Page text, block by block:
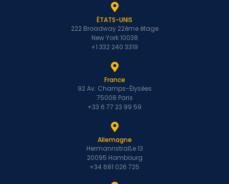
ÉTATS-UNIS
222 Broadway 22ème étage
New York 10038
+1 332 240 3319
France
92 Av. Champs-Élysées
75008 Paris
+33 6 77 23 99 59
Allemagne
Hermannstraße 13
20095 Hambourg
+34 681 026 725